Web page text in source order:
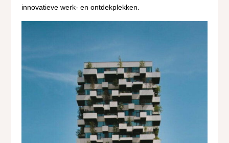
innovatieve werk- en ontdekplekken.